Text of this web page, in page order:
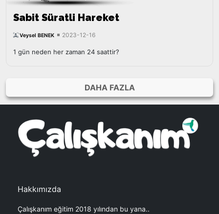
Sabit Süratli Hareket
Veysel BENEK 2023-12-16
1 gün neden her zaman 24 saattir?
DAHA FAZLA
Hakkımızda
Çalışkanım eğitim 2018 yılından bu yana..